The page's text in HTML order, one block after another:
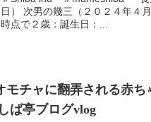
） 次男の幾三（２０２４年４
点で２歳：誕生日：...
モチャに翻弄される赤
ば亭ブログvlog